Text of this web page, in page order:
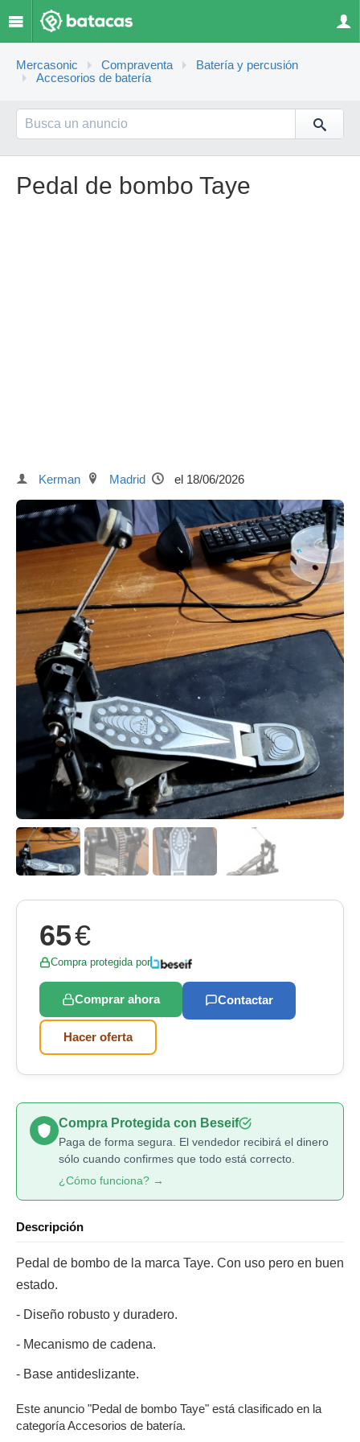
Mercasonic Compraventa
Batería y percusión
Accesorios de batería
Pedal de bombo Taye
Kerman Madrid el 18/06/2026
65€
Compra protegida por
Comprar ahora Contactar
Hacer oferta
Compra Protegida con Beseif
Paga de forma segura. El vendedor recibirá el dinero
sólo cuando confirmes que todo está correcto.
¿Cómo funciona? →
Descripción
Pedal de bombo de la marca Taye. Con uso pero en buen
estado.
- Diseño robusto y duradero.
- Mecanismo de cadena.
- Base antideslizante.
Este anuncio "Pedal de bombo Taye" está clasificado en la
categoría Accesorios de batería.